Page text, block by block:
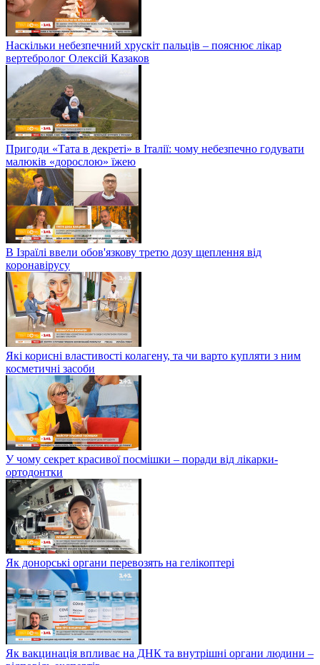
Наскільки небезпечний хрускіт пальців – пояснює лікар
вертебролог Олексій Казаков
Пригоди «Тата в декреті» в Італії: чому небезпечно годувати
малюків «дорослою» їжею
В Ізраїлі ввели обов'язкову третю дозу щеплення від
коронавірусу
Які корисні властивості колагену, та чи варто купляти з ним
косметичні засоби
У чому секрет красивої посмішки – поради від лікарки-
ортодонтки
Як донорські органи перевозять на гелікоптері
Як вакцинація впливає на ДНК та внутрішні органи людини –